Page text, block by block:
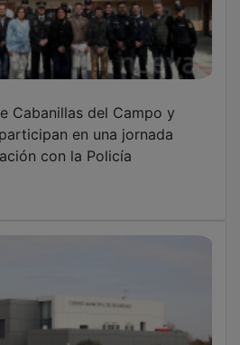
en una jornada
con la Policía